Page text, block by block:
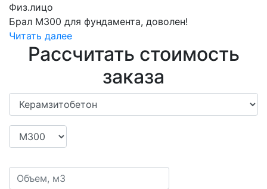
Физ.лицо
Брал М300 для фундамента, доволен!
Читать далее
Рассчитать стоимость
заказа